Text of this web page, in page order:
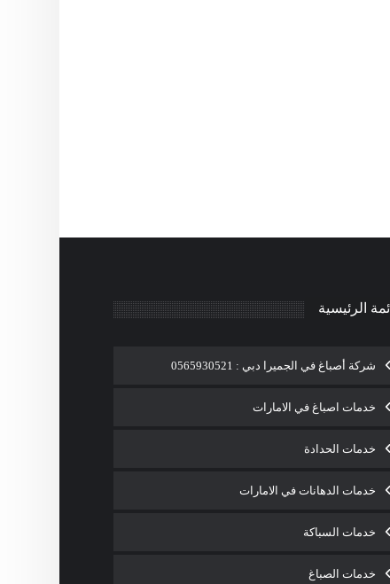
الرئيسية
شركة أصباغ في الجميرا دبي : 0565930521
خدمات اصباغ في الامارات
خدمات الحدادة
خدمات الدهانات في الامارات
خدمات السباكة
خدمات الصباغ